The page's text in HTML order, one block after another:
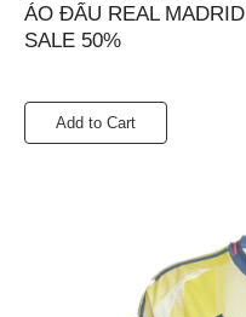
ÁO ĐẤU REAL
SALE 50%
Add to Cart